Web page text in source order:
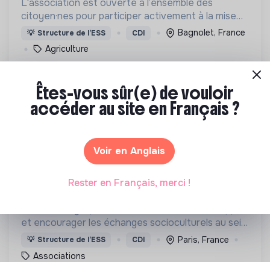
L'association est ouverte à l’ensemble des
citoyen·nes pour participer activement à la mise
en place d’une agriculture paysanne,
respectueuse du vivant.
💡 Structure de l’ESS CDI
Bagnolet, France
Agriculture
et encourager les échanges socioculturels au sein
d’une population aux cultures variées.
💡 Structure de l’ESS CDI
Paris, France
Associations
Êtes-vous sûr(e) de vouloir
accéder au site en Français ?
Voir en Anglais
Rester en Français, merci !